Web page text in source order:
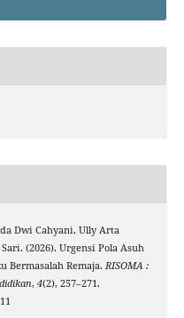
Dwi Cahyani, Ully Arta
(2026). Urgensi Pola Asuh
Bermasalah Remaja. RISOMA :
, 4(2), 257–271.